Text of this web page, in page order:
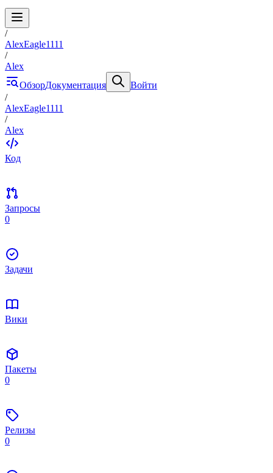
/
AlexEagle1111
/
Alex
ОбзорДокументация
Войти
/
AlexEagle1111
/
Alex
Код
Запросы
0
Задачи
Вики
Пакеты
0
Релизы
0